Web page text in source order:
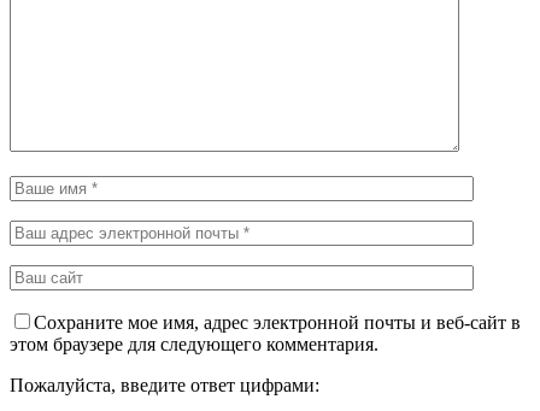
Сохраните мое имя, адрес электронной почты и веб-сайт в
этом браузере для следующего комментария.
Пожалуйста, введите ответ цифрами: